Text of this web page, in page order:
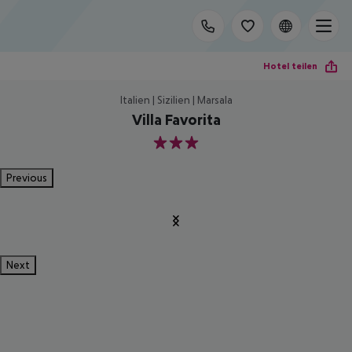
Hotel teilen
Italien | Sizilien | Marsala
Villa Favorita
3
Previous
Next